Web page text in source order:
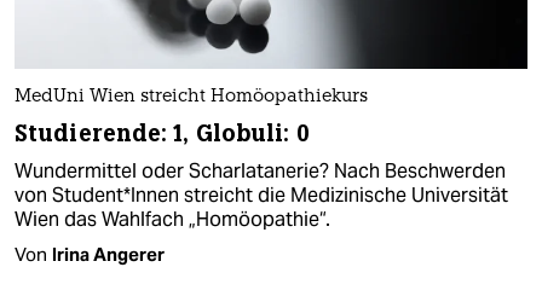
MedUni Wien streicht Homöopathiekurs
Studierende: 1, Globuli: 0
Wundermittel oder Scharlatanerie? Nach Beschwerden
von Student*Innen streicht die Medizinische Universität
Wien das Wahlfach „Homöopathie“.
Von Irina Angerer